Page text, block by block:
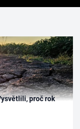
proč rok